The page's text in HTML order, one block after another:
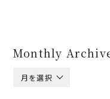
Monthly
月を選択